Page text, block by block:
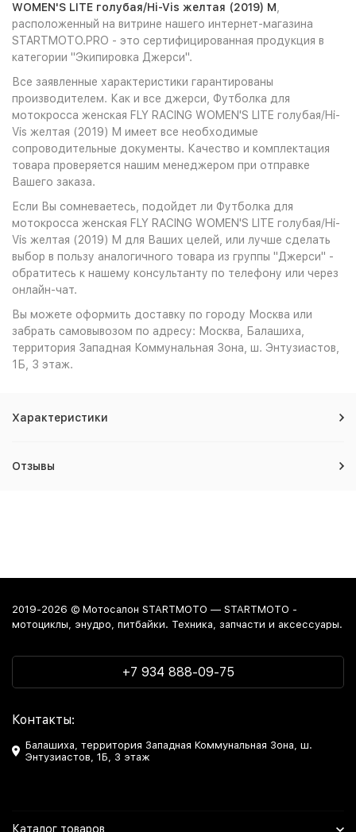
WOMEN'S LITE голубая/Hi-Vis желтая (2019) M
расположенный на витрине нашего интернет-магазина
STARTMOTO.PRO - это сертифицированная продукция в
категории "Экипировка Джерси".
Все заявленные характеристики гарантированы
производителем. Как и все джерси, Футболка для
мотокросса женская FLY RACING WOMEN'S LITE голубая/Hi-
Vis желтая (2019) M имеет все необходимые
сопроводительные документы. Качество и комплектация
товара проверяется нашим менеджером при отправке
Вашего заказа.
Если Вы сомневаетесь, подойдет ли Футболка для
мотокросса женская FLY RACING WOMEN'S LITE голубая/Hi-
Vis желтая (2019) M для Ваших целей, или лучше сделать
выбор в пользу аналогичного товара из группы "Джерси" -
обратитесь к нашему консультанту по телефону или через
онлайн-чат.
Вы можете оформить доставку по городу Москва или
забрать самовывозом по адресу: Москва, Балашиха,
территория Западная Коммунальная Зона, ш. Энтузиастов,
1Б, 3 этаж.
Характеристики
Отзывы
2019-2026 © Мотосалон STARTMOTO — STARTMOTO -
мотоциклы, энудро, питбайки. Техника, запчасти и аксессуары.
+7 934 888-09-75
Контакты:
Балашиха, территория Западная Коммунальная Зона, ш.
Энтузиастов, 1Б, 3 этаж
Каталог товаров